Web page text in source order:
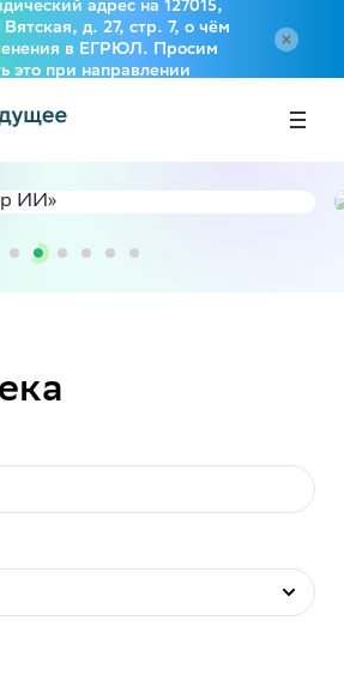
адрес на 127015,
д. 27, стр. 7, о чём
в ЕГРЮЛ. Просим
это при направлении